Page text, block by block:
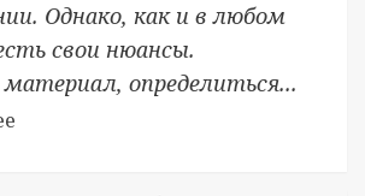
Однако, как и в любом
свои нюансы.
определиться...